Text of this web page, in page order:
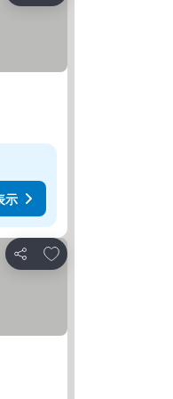
示
シェア
お気に入りに追加